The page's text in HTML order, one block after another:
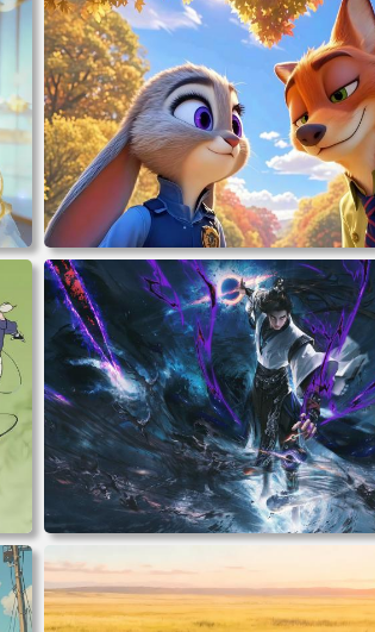
年回忆 荷塘荷叶 蜡笔小新 电脑桌面 高清
纸大全
电脑壁纸 动漫 兔子朱迪 狐狸尼克 疯狂动
林 蓝天 4k壁纸 电脑桌面 高清壁纸 壁纸下
电脑壁纸 完美世界 荒天帝石昊 4K高清动漫
高清壁纸 壁纸下载 壁纸大全